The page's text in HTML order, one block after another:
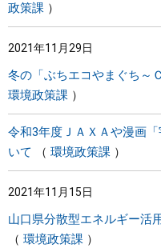
政策課
2021年11月29日
冬の「ぶちエコやまぐち～
環境政策課
令和3年度ＪＡＸＡや漫画
いて
環境政策課
2021年11月15日
山口県分散型エネルギー活
環境政策課